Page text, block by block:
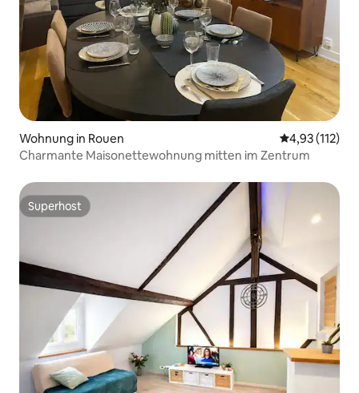
Wohnung in Rouen
4,93 (112)
Charmante Maisonettewohnung mitten im Zentrum
Superhost
Superhost